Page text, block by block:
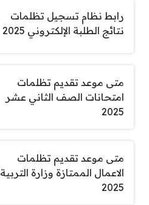
رابط نظام تسجيل تظلمات
نتائج الطلبة الإلكتروني 2025
متى موعد تقديم تظلمات
امتحانات الصف الثاني عشر
2025
متى موعد تقديم تظلمات
الاعمال الممتازة وزارة التربية
2025